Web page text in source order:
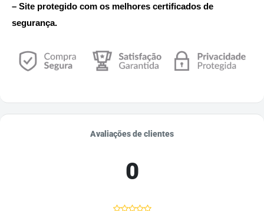
– Site protegido com os melhores certificados de
segurança.
Avaliações de clientes
0